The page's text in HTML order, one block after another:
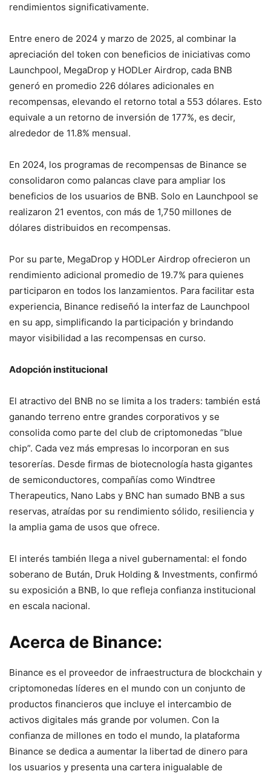
rendimientos significativamente.
Entre enero de 2024 y marzo de 2025, al combinar la
apreciación del token con beneficios de iniciativas como
Launchpool, MegaDrop y HODLer Airdrop, cada BNB
generó en promedio 226 dólares adicionales en
recompensas, elevando el retorno total a 553 dólares. Esto
equivale a un retorno de inversión de 177%, es decir,
alrededor de 11.8% mensual.
En 2024, los programas de recompensas de Binance se
consolidaron como palancas clave para ampliar los
beneficios de los usuarios de BNB. Solo en Launchpool se
realizaron 21 eventos, con más de 1,750 millones de
dólares distribuidos en recompensas.
Por su parte, MegaDrop y HODLer Airdrop ofrecieron un
rendimiento adicional promedio de 19.7% para quienes
participaron en todos los lanzamientos. Para facilitar esta
experiencia, Binance rediseñó la interfaz de Launchpool
en su app, simplificando la participación y brindando
mayor visibilidad a las recompensas en curso.
Adopción institucional
El atractivo del BNB no se limita a los traders: también está
ganando terreno entre grandes corporativos y se
consolida como parte del club de criptomonedas “blue
chip”. Cada vez más empresas lo incorporan en sus
tesorerías. Desde firmas de biotecnología hasta gigantes
de semiconductores, compañías como Windtree
Therapeutics, Nano Labs y BNC han sumado BNB a sus
reservas, atraídas por su rendimiento sólido, resiliencia y
la amplia gama de usos que ofrece.
El interés también llega a nivel gubernamental: el fondo
soberano de Bután, Druk Holding & Investments, confirmó
su exposición a BNB, lo que refleja confianza institucional
en escala nacional.
Acerca de Binance:
Binance es el proveedor de infraestructura de blockchain y
criptomonedas líderes en el mundo con un conjunto de
productos financieros que incluye el intercambio de
activos digitales más grande por volumen. Con la
confianza de millones en todo el mundo, la plataforma
Binance se dedica a aumentar la libertad de dinero para
los usuarios y presenta una cartera inigualable de